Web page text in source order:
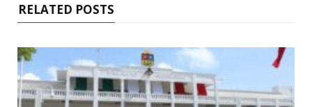
RELATED POSTS